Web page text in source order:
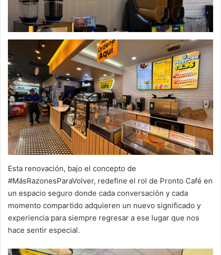
Esta renovación, bajo el concepto de
#MásRazonesParaVolver, redefine el rol de Pronto Café en
un espacio seguro donde cada conversación y cada
momento compartido adquieren un nuevo significado y
experiencia para siempre regresar a ese lugar que nos
hace sentir especial.